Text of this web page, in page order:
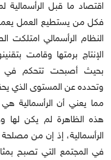
اقتصاد ما قبل
فكل من يستطيع العمل
النظام الرأسمالي امتلكت
الإنتاج برمتها وقامت
بحيث أصبحت تتحكم في
وتحدده عن المستوى الذي
مما يعني أن الرأسمالية هي
هذه الظاهرة لم يكن
الرأسمالية، إذ إن من مصلحة
في المجتمع التي تصبح